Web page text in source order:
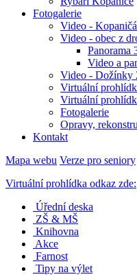
Fotogalerie
Video -
Video - obec z
Panorama
Video a
Video - Dožínky
Virtuální
Virtuální
Fotogalerie
Opravy,
Kontakt
Mapa webu Verze pro seniory
Virtuální prohlídka odkaz zde:
Úřední deska
ZŠ & MŠ
Knihovna
Akce
Farnost
Tipy na výlet